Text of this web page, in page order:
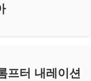
프터 내레이션